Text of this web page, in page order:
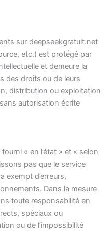
sur deepseekgratuit.net
etc.) est protégé par
et demeure la
des droits ou de leurs
distribution ou exploitation
autorisation écrite
« en l’état » et « selon
pas que le service
exempt d’erreurs,
Dans la mesure
toute responsabilité en
spéciaux ou
ou de l’impossibilité